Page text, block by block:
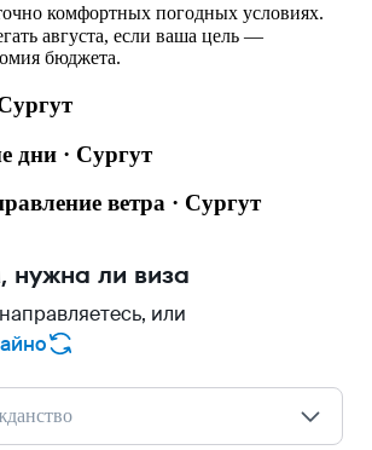
комфортных погодных условиях.
августа, если ваша цель —
бюджета.
дни · Сургут
ветра · Сургут
нужна ли виза
или